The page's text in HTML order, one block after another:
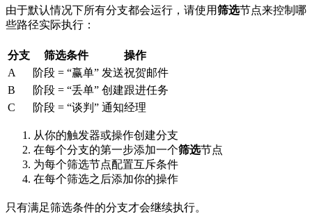
由于默认情况下所有分支都会运行，请使用筛选节点来控制哪
些路径实际执行：
分支 筛选条件
操作
A
阶段 = “赢单” 发送祝贺邮件
B
阶段 = “丢单” 创建跟进任务
C
阶段 = “谈判” 通知经理
从你的触发器或操作创建分支
在每个分支的第一步添加一个筛选节点
为每个筛选节点配置互斥条件
在每个筛选之后添加你的操作
只有满足筛选条件的分支才会继续执行。